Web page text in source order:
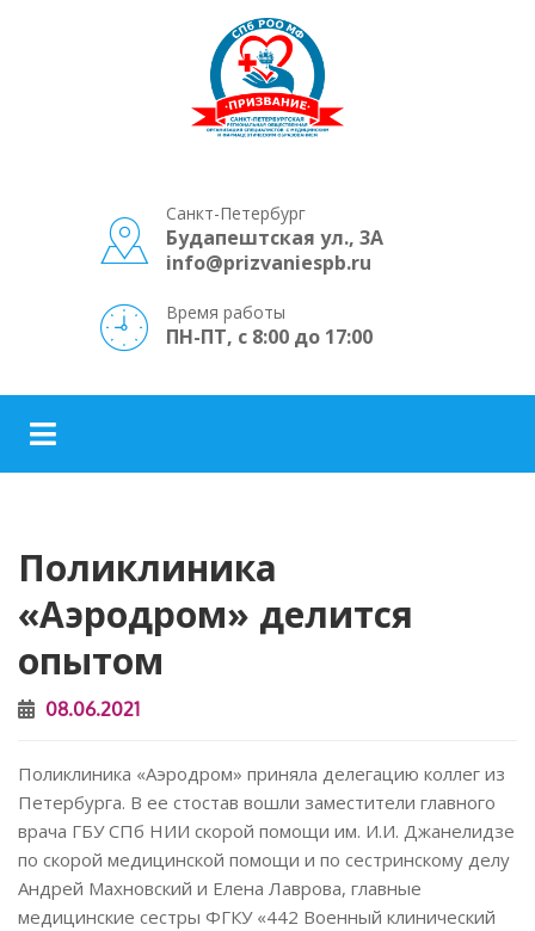
Санкт-Петербург
Будапештская ул., 3А
info@prizvaniespb.ru
Время работы
ПН-ПТ, с 8:00 до 17:00
Поликлиника
«Аэродром» делится
опытом
08.06.2021
Поликлиника «Аэродром» приняла делегацию коллег из
Петербурга. В ее стостав вошли заместители главного
врача ГБУ СПб НИИ скорой помощи им. И.И. Джанелидзе
по скорой медицинской помощи и по сестринскому делу
Андрей Махновский и Елена Лаврова, главные
медицинские сестры ФГКУ «442 Военный клинический